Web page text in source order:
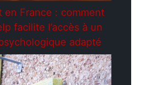
en France : comment
facilite l’accès à un
adapté